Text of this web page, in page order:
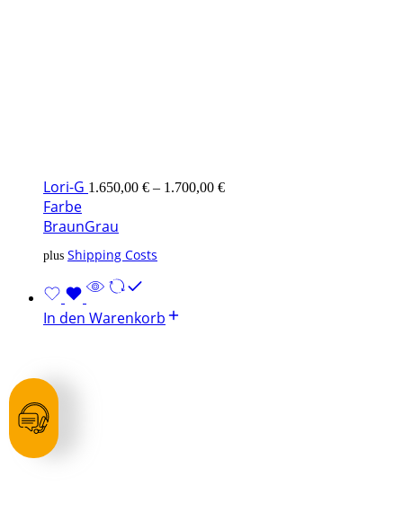
Lori-G 1.650,00 € – 1.700,00 €
Farbe
BraunGrau
plus Shipping Costs
In den Warenkorb